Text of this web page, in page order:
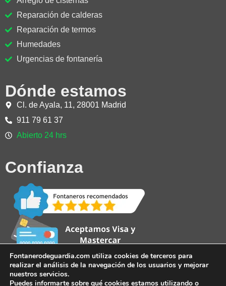
Reparación de calderas
Reparación de termos
Humedades
Urgencias de fontanería
Dónde estamos
Cl. de Ayala, 11, 28001 Madrid
911 79 61 37
Abierto 24 hrs
Confianza
Fontanerodeguardia.com utiliza cookies de terceros para
realizar el análisis de la navegación de los usuarios y mejorar
nuestros servicios.
Puedes informarte sobre qué cookies estamos utilizando o